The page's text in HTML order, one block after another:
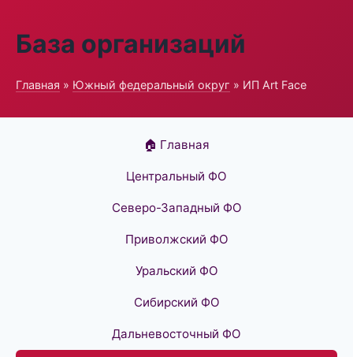
База организаций
Главная » Южный федеральный округ » ИП Art Face
🏠 Главная
Центральный ФО
Северо-Западный ФО
Приволжский ФО
Уральский ФО
Сибирский ФО
Дальневосточный ФО